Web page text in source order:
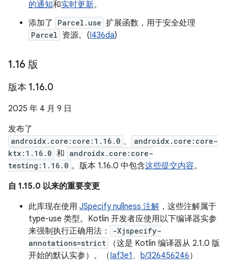
的通知和实时更新。
添加了
Parcel.use 扩展函数，用于安全处理
Parcel 资源。(I436da)
1.16 版
版本 1.16.0
2025 年 4 月 9 日
发布了
androidx.core:core:1.16.0 、
androidx.core:core-
ktx:1.16.0 和 androidx.core:core-
testing:1.16.0 。版本 1.16.0 中包含这些提交内容。
自 1.15.0 以来的重要变更
此库现在使用 JSpecify nullness 注解 ，这些注解属于
type-use 类型。Kotlin 开发者应使用以下编译器实参
来强制执行正确用法：
-Xjspecify-
annotations=strict
（这是 Kotlin 编译器从 2.1.0 版
开始的默认实参）。（Iaf3e1 、 b/326456246）